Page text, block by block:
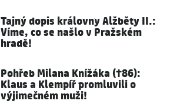
Tajný dopis královny Alžběty II.:
Víme, co se našlo v Pražském
hradě!
Pohřeb Milana Knížáka (†86):
Klaus a Klempíř promluvili o
výjimečném muži!